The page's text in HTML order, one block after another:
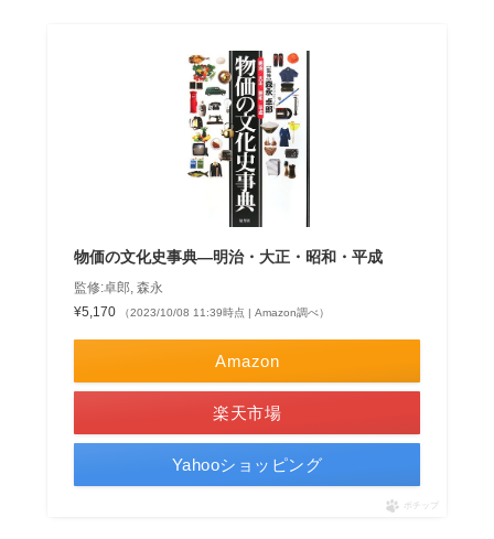
物価の文化史事典―明治・大正・昭和・平成
監修:卓郎, 森永
¥5,170
（2023/10/08 11:39時点 | Amazon調べ）
Amazon
楽天市場
Yahooショッピング
ポチップ